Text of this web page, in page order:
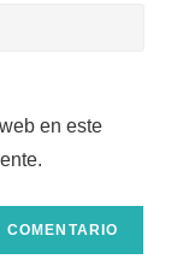
en este